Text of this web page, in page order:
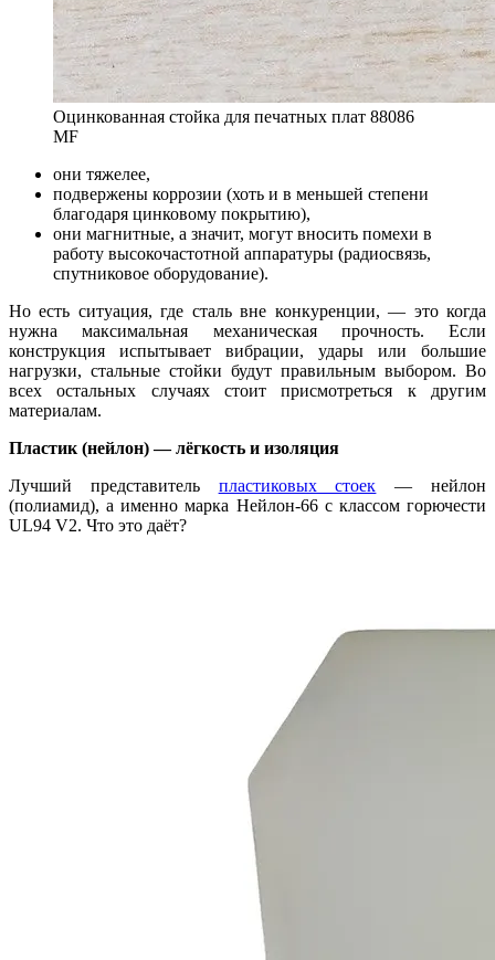
Оцинкованная стойка для печатных плат 88086
MF
они тяжелее,
подвержены коррозии (хоть и в меньшей степени
благодаря цинковому покрытию),
они магнитные, а значит, могут вносить помехи в
работу высокочастотной аппаратуры (радиосвязь,
спутниковое оборудование).
Но есть ситуация, где сталь вне конкуренции, — это когда
нужна максимальная механическая прочность. Если
конструкция испытывает вибрации, удары или большие
нагрузки, стальные стойки будут правильным выбором. Во
всех остальных случаях стоит присмотреться к другим
материалам.
Пластик (нейлон) — лёгкость и изоляция
Лучший представитель пластиковых стоек — нейлон
(полиамид), а именно марка Нейлон-66 с классом горючести
UL94 V2. Что это даёт?